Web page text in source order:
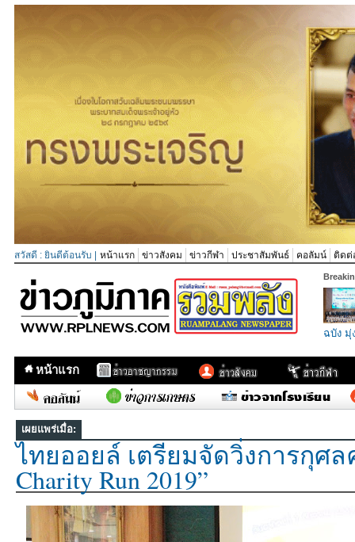
สวัสดี : ยินดีต้อนรับ | หน้าแรก ข่าวสังคม ข่าวกีฬา ประชาสัมพันธ์ คอลัมน์ ติดต่
ฉบัง มุ่
หน้าแรก
เผยแพร่เมื่อ:
ไทยออยล์ เตรียมจัดวิ่งการกุศล
Charity Run 2019”